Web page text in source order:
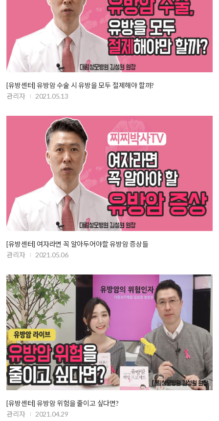
[유방센터] 유방암 수술 시 유방을 모두 절제해야 할까?
관리자
2021.05.13
[유방센터] 여자라면 꼭 알아두어야할 유방암 증상들
관리자
2021.05.06
[유방센터] 유방암 위험을 줄이고 싶다면?
관리자
2021.04.29